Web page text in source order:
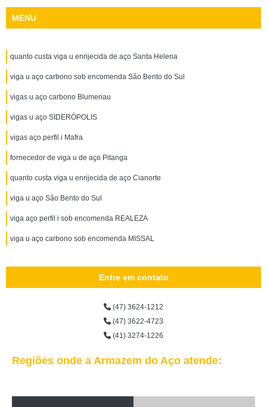
MENU
quanto custa viga u enrijecida de aço Santa Helena
viga u aço carbono sob encomenda São Bento do Sul
vigas u aço carbono Blumenau
vigas u aço SIDERÓPOLIS
vigas aço perfil i Mafra
fornecedor de viga u de aço Pitanga
quanto custa viga u enrijecida de aço Cianorte
viga u aço São Bento do Sul
viga aço perfil i sob encomenda REALEZA
viga u aço carbono sob encomenda MISSAL
Entre em contato
(47) 3624-1212
(47) 3622-4723
(41) 3274-1226
Regiões onde a Armazem do Aço atende: